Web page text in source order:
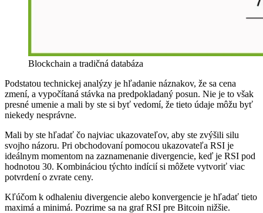
Blockchain a tradičná databáza
Podstatou technickej analýzy je hľadanie náznakov, že sa cena
zmení, a vypočítaná stávka na predpokladaný posun. Nie je to však
presné umenie a mali by ste si byť vedomí, že tieto údaje môžu byť
niekedy nesprávne.
Mali by ste hľadať čo najviac ukazovateľov, aby ste zvýšili silu
svojho názoru. Pri obchodovaní pomocou ukazovateľa RSI je
ideálnym momentom na zaznamenanie divergencie, keď je RSI pod
hodnotou 30. Kombináciou týchto indícií si môžete vytvoriť viac
potvrdení o zvrate ceny.
Kľúčom k odhaleniu divergencie alebo konvergencie je hľadať tieto
maximá a minimá. Pozrime sa na graf RSI pre Bitcoin nižšie.